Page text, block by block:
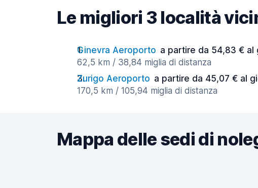
Le migliori 3 località
Ginevra Aeroporto a partire da 54,83 € al
62,5 km / 38,84 miglia di distanza
Zurigo Aeroporto a partire da 45,07 € al
170,5 km / 105,94 miglia di distanza
Mappa delle sedi di